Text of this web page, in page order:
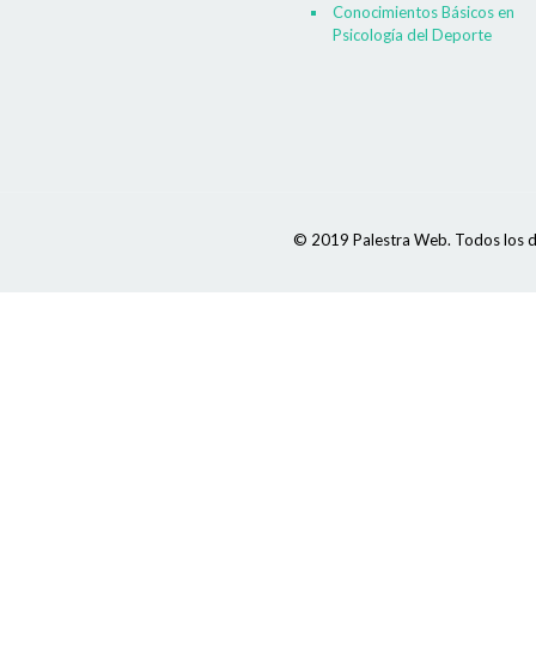
Conocimientos Básicos en
Psicología del Deporte
© 2019 Palestra Web. Todos los